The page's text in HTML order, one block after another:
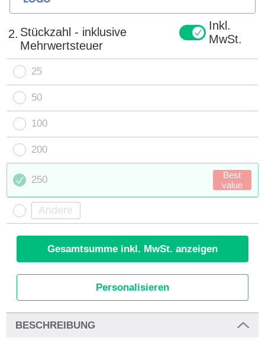
2. Stückzahl - inklusive
Mehrwertsteuer
Inkl.
MwSt.
25
50
100
200
250
Best
value
Gesamtsumme inkl. MwSt. anzeigen
Personalisieren
BESCHREIBUNG